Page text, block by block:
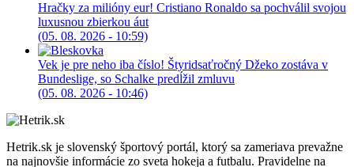
Hračky za milióny eur! Cristiano Ronaldo sa pochválil svojou
luxusnou zbierkou áut
(05. 08. 2026 - 10:59)
Vek je pre neho iba číslo! Štyridsaťročný Džeko zostáva v
Bundeslige, so Schalke predĺžil zmluvu
(05. 08. 2026 - 10:46)
Hetrik.sk je slovenský športový portál, ktorý sa zameriava prevažne
na najnovšie informácie zo sveta hokeja a futbalu. Pravidelne na